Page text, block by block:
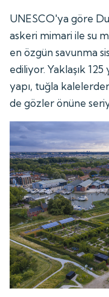
UNESCO'ya göre
askeri mimari ile su
en özgün savunma
ediliyor. Yaklaşık
yapı, tuğla
de gözler önüne